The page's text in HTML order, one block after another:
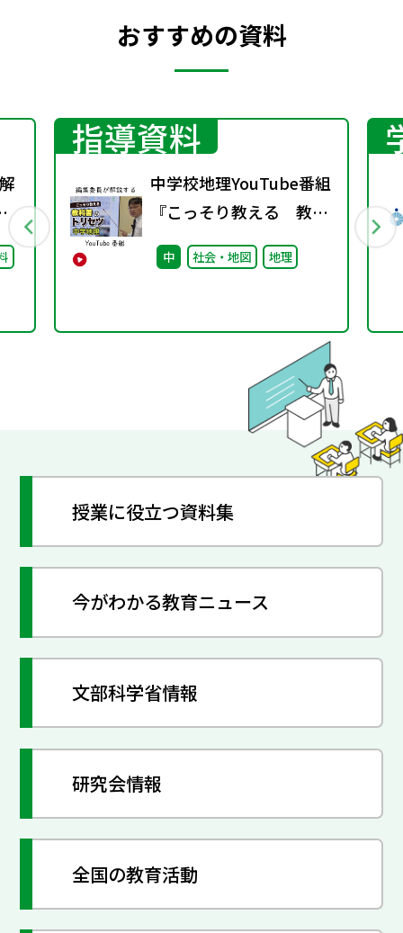
おすすめの資料
指導資料
中学校地理YouTube番組
『こっそり教える 教科
書のトリセツ』好評配信
中！
中 社会・地図 地理
授業に役立つ資料集
今がわかる教育ニュース
文部科学省情報
研究会情報
全国の教育活動